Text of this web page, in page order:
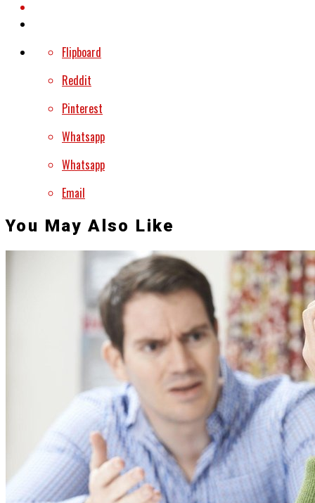
Flipboard
Reddit
Pinterest
Whatsapp
Whatsapp
Email
You May Also Like